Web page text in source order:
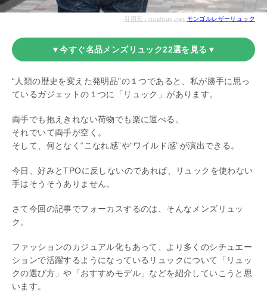
引用元：hushtug.net モンゴルレザーリュック
▼今すぐ名品メンズリュック22選を見る▼
“人類の歴史を変えた発明品”の１つであると、私が勝手に思っ
ているガジェットの１つに「リュック」があります。
両手でも抱えきれない荷物でも楽に運べる。
それでいて両手が空く。
そして、何となく“こなれ感”や“ワイルド感”が演出できる。
今日、好みとTPOに反しないのであれば、リュックを使わない
手はそうそうありません。
さて今回の記事でフォーカスするのは、そんなメンズリュッ
ク。
ファッションのカジュアル化もあって、より多くのシチュエー
ションで活躍するようになっているリュックについて「リュッ
クの選び方」や「おすすめモデル」などを紹介していこうと思
います。